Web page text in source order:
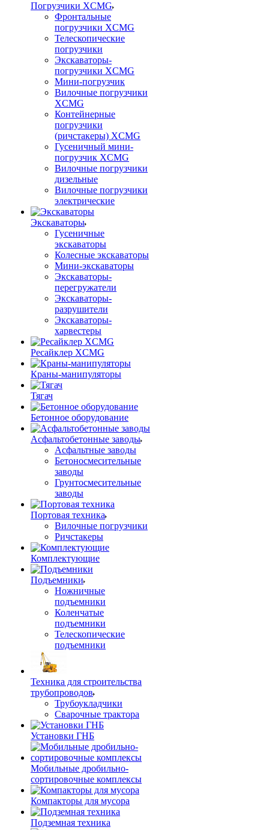
Погрузчики XCMG
Фронтальные
погрузчики XCMG
Телескопические
погрузчики
Экскаваторы-
погрузчики XCMG
Мини-погрузчик
Вилочные погрузчики
XCMG
Контейнерные
погрузчики
(ричстакеры) XCMG
Гусеничный мини-
погрузчик XCMG
Вилочные погрузчики
дизельные
Вилочные погрузчики
электрические
Экскаваторы
Гусеничные
экскаваторы
Колесные экскаваторы
Мини-экскаваторы
Экскаваторы-
перегружатели
Экскаваторы-
разрушители
Экскаваторы-
харвестеры
Ресайклер XCMG
Краны-манипуляторы
Тягач
Бетонное оборудование
Асфальтобетонные заводы
Асфальтные заводы
Бетоносмесительные
заводы
Грунтосмесительные
заводы
Портовая техника
Вилочные погрузчики
Ричстакеры
Комплектующие
Подъемники
Ножничные
подъемники
Коленчатые
подъемники
Телескопические
подъемники
Техника для строительства
трубопроводов
Трубоукладчики
Сварочные трактора
Установки ГНБ
Мобильные дробильно-
сортировочные комплексы
Компакторы для мусора
Подземная техника